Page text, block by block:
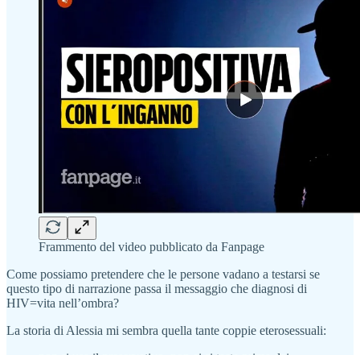
Frammento del video pubblicato da Fanpage
Come possiamo pretendere che le persone vadano a testarsi se
questo tipo di narrazione passa il messaggio che diagnosi di
HIV=vita nell’ombra?
La storia di Alessia mi sembra quella tante coppie eterosessuali: